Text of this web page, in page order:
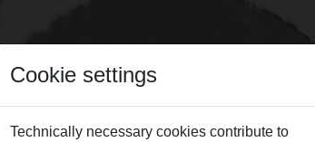
Cookie settings
Technically necessary cookies contribute to